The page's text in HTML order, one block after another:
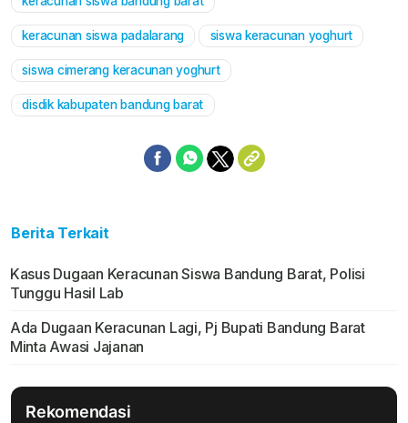
keracunan siswa padalarang siswa keracunan yoghurt
siswa cimerang keracunan yoghurt
disdik kabupaten bandung barat
Berita Terkait
Kasus Dugaan Keracunan Siswa Bandung Barat, Polisi
Tunggu Hasil Lab
Ada Dugaan Keracunan Lagi, Pj Bupati Bandung Barat
Minta Awasi Jajanan
Rekomendasi